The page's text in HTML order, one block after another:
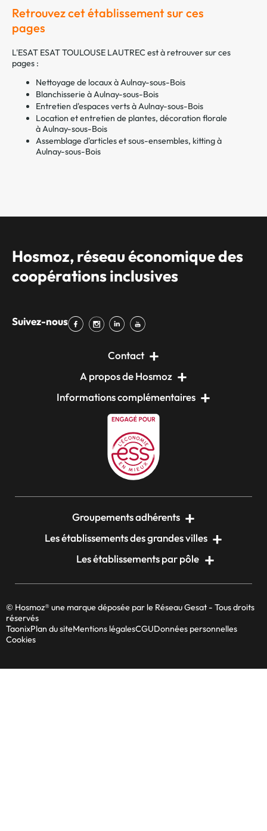
Retrouvez cet établissement sur ces
pages
L'ESAT ESAT TOULOUSE LAUTREC est à retrouver sur ces
pages :
Nettoyage de locaux à Aulnay-sous-Bois
Blanchisserie à Aulnay-sous-Bois
Entretien d'espaces verts à Aulnay-sous-Bois
Location et entretien de plantes, décoration florale
à Aulnay-sous-Bois
Assemblage d'articles et sous-ensembles, kitting à
Aulnay-sous-Bois
Hosmoz, réseau économique des
coopérations inclusives
Suivez-nous
Contact
A propos de Hosmoz
Informations complémentaires
Groupements adhérents
Les établissements des grandes villes
Les établissements par pôle
© Hosmoz® une marque déposée par le Réseau Gesat - Tous droits
réservés
TaonixPlan du siteMentions légalesCGUDonnées personnelles
Cookies